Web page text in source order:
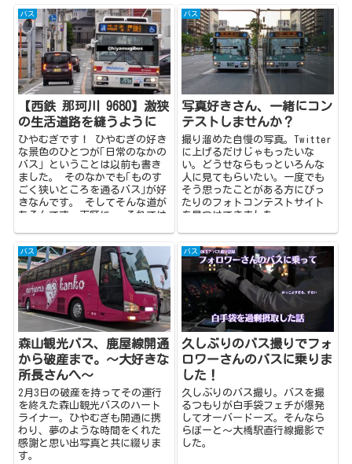
バス
【西鉄 那珂川 9680】激狭
の生活道路を縫うように
ひやむぎです！ ひやむぎの好き
な景色のひとつが｢日常のなかの
バス」ということは以前も書き
ました。 そのなかでも｢ものす
ごく狭いところを通るバス｣が好
きなんです。 そしてそんな道が
あるんです。南区に。 それでは
バス
写真好きさん、一緒にコン
テストしませんか？
撮り溜めた自慢の写真。Twitter
に上げるだけじゃもったいな
い。どうせならもっといろんな
人に見てもらいたい。一度でも
そう思ったことがある方にぴっ
たりのフォトコンテストサイト
を見つけてきました。
バス
森山観光バス、鹿屋線開通
から破産まで。〜大好きな
所長さんへ〜
2月3日の破産を持ってその運行
を終えた森山観光バスのハート
ライナー。ひやむぎも開通に携
わり、夢のような時間をくれた
感謝と思い出写真と共に綴りま
す。
バス
久しぶりのバス撮りでフォ
ロワーさんのバスに乗りま
した！
久しぶりのバス撮り。バスを撮
るつもりが白手袋フェチが爆発
してオーバードーズ。そんなら
らぽーと～大橋駅直行線撮影で
した。